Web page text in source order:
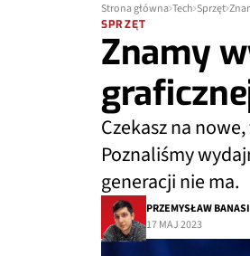
Strona główna Tech Sprzęt
SPRZĘT
Znamy
Czekasz na
Poznaliśmy
generacji nie ma.
PRZEMYSŁAW
17 MAJ 2023